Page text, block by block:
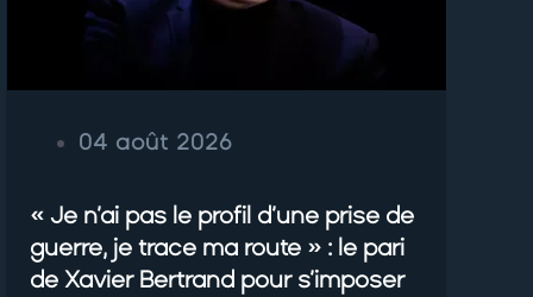
04 août 2026
« Je n’ai pas le profil d’une prise de
guerre, je trace ma route » : le pari
de Xavier Bertrand pour s’imposer